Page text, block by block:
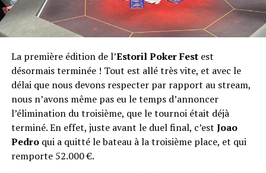
La première édition de l’Estoril Poker Festest
désormais terminée ! Tout est allé très vite, et avec le
délai que nous devons respecter par rapport au stream,
nous n’avons même pas eu le temps d’annoncer
l’élimination du troisième, que le tournoi était déjà
terminé. En effet, juste avant le duel final, c’est Joao
Pedroqui a quitté le bateau à la troisième place, et qui
remporte 52.000 €.